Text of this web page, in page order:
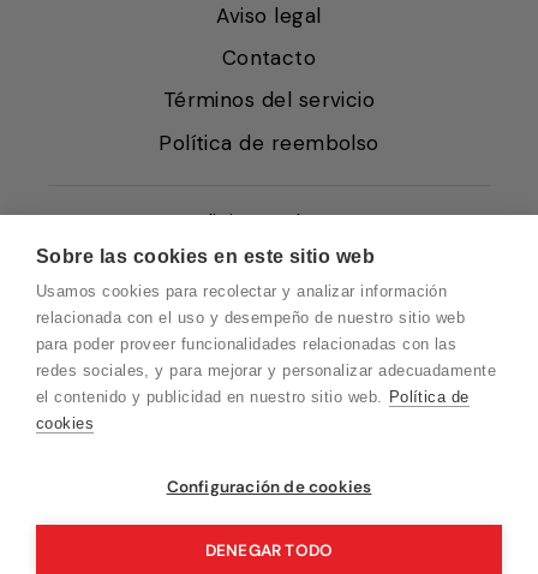
Sobre las cookies en este sitio web
Usamos cookies para recolectar y analizar información
relacionada con el uso y desempeño de nuestro sitio web
para poder proveer funcionalidades relacionadas con las
redes sociales, y para mejorar y personalizar adecuadamente
el contenido y publicidad en nuestro sitio web. Política de
cookies
Configuración de cookies
DENEGAR TODO
Aviso legal
Contacto
Términos del servicio
Política de reembolso
Condiciones de Venta
Quiénes somos
Política de Cookies
Protección de Datos
Blog EN
Blog DE
Blog IT
Vuelvo en un momento. Recuerda que
nuestro horario de atención al cliente es de